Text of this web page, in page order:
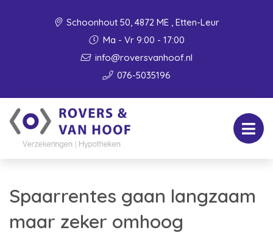
Schoonhout 50, 4872 ME , Etten-Leur
Ma - Vr 9:00 - 17:00
info@roversvanhoof.nl
076-5035196
Spaarrentes gaan langzaam
maar zeker omhoog